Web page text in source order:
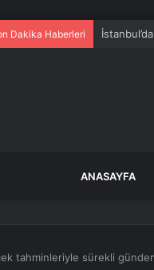
Dakika Haberleri
ANASAYFA
tahminleriyle sürekli